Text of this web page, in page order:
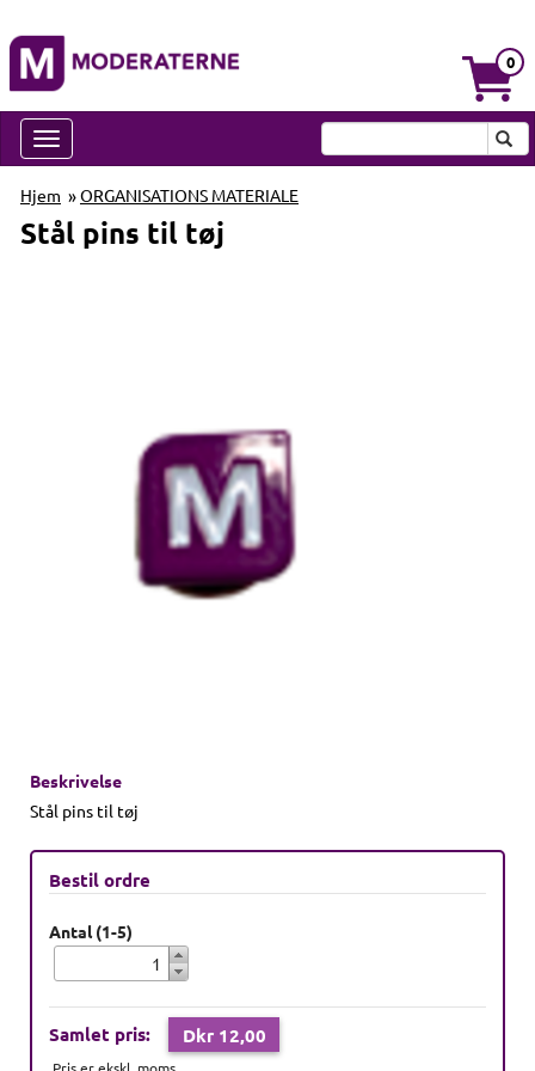
0
Hjem »ORGANISATIONS MATERIALE
Stål pins til tøj
Beskrivelse
Stål pins til tøj
Bestil ordre
Antal (1-5)
Samlet pris: Dkr 12,00